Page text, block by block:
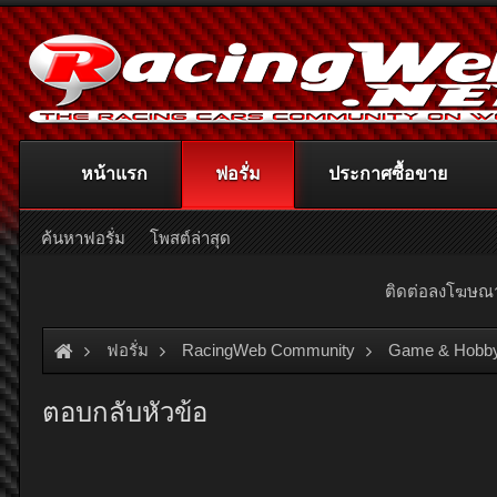
ติดต่อลงโฆษ
ฟอรั่ม RacingWeb Community Game &
ตอบกลับหัวข้อ
หน้าแรก ฟอรั่ม
ค้นหาฟอรั่ม โพสต์ล่าสุด
ประกาศซื้อขาย